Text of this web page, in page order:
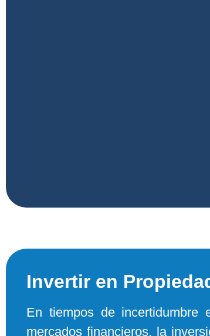
Invertir en
En tiempos de incertidumbre
mercados financieros, la